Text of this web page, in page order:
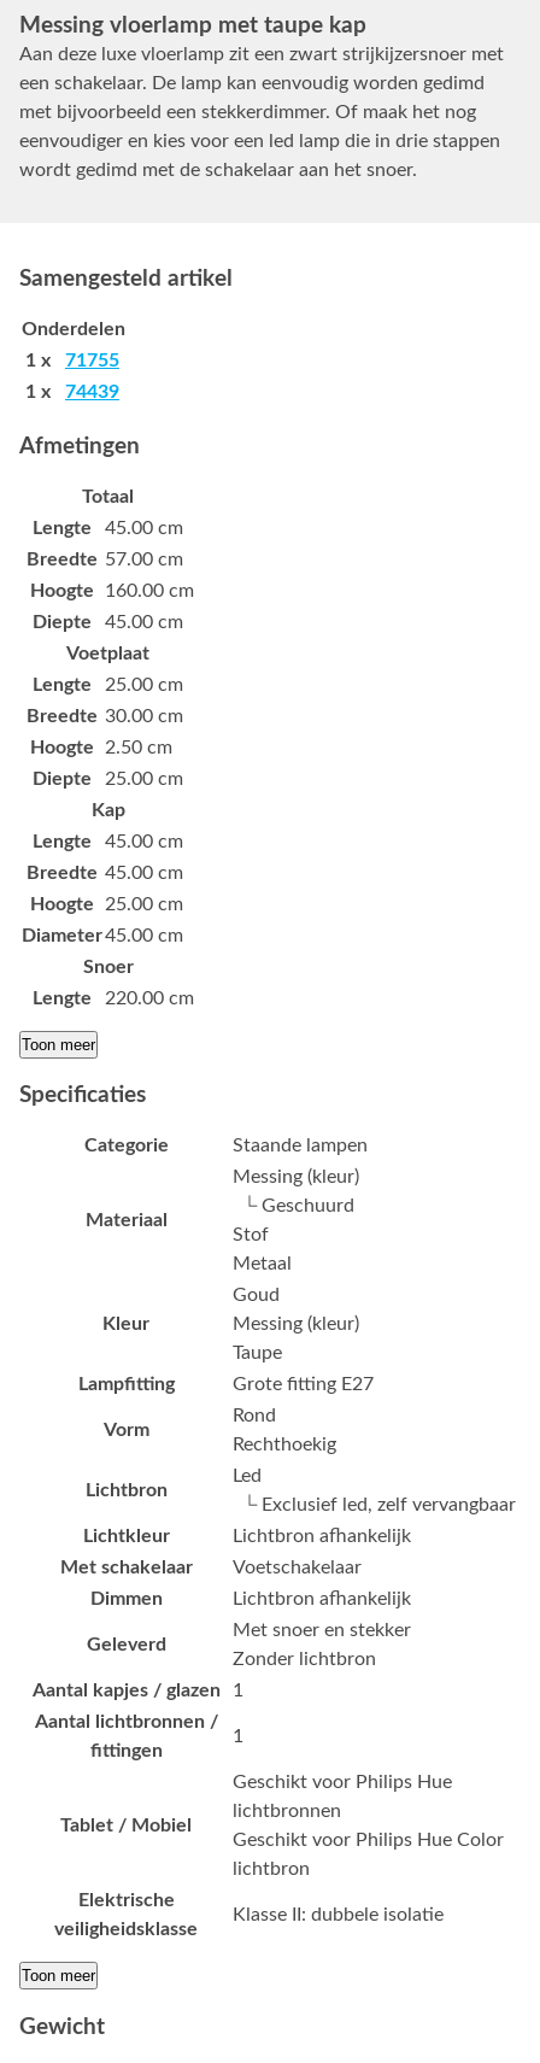
Messing vloerlamp met taupe kap
Aan deze luxe vloerlamp zit een zwart strijkijzersnoer met
een schakelaar. De lamp kan eenvoudig worden gedimd
met bijvoorbeeld een stekkerdimmer. Of maak het nog
eenvoudiger en kies voor een led lamp die in drie stappen
wordt gedimd met de schakelaar aan het snoer.
Samengesteld artikel
Onderdelen
1 x 71755
1 x 74439
Afmetingen
Totaal
Lengte
45.00 cm
Breedte 57.00 cm
Hoogte
160.00 cm
Diepte
45.00 cm
Voetplaat
Lengte
25.00 cm
Breedte 30.00 cm
Hoogte
2.50 cm
Diepte
25.00 cm
Kap
Lengte
45.00 cm
Breedte 45.00 cm
Hoogte
25.00 cm
Diameter45.00 cm
Snoer
Lengte
220.00 cm
Toon meer
Specificaties
Categorie Staande lampen
Materiaal
Messing (kleur)
└ Geschuurd
Stof
Metaal
Kleur
Goud
Messing (kleur)
Taupe
Lampfitting
Grote fitting E27
Vorm
Rond
Rechthoekig
Lichtbron
Led
└ Exclusief led, zelf vervangbaar
Lichtkleur
Lichtbron afhankelijk
Met schakelaar
Voetschakelaar
Dimmen
Lichtbron afhankelijk
Geleverd
Met snoer en stekker
Zonder lichtbron
Aantal kapjes / glazen
1
Aantal lichtbronnen /
fittingen
1
Tablet / Mobiel
Geschikt voor Philips Hue
lichtbronnen
Geschikt voor Philips Hue Color
lichtbron
Elektrische
veiligheidsklasse
Klasse II: dubbele isolatie
Toon meer
Gewicht